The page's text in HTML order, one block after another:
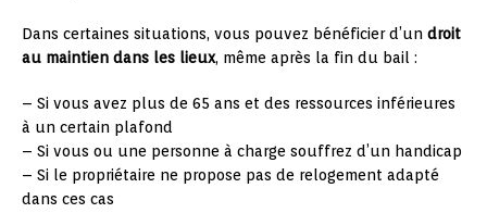
Dans certaines situations, vous pouvez bénéficier d’un droit
au maintien dans les lieux, même après la fin du bail :
– Si vous avez plus de 65 ans et des ressources inférieures
à un certain plafond
– Si vous ou une personne à charge souffrez d’un handicap
– Si le propriétaire ne propose pas de relogement adapté
dans ces cas